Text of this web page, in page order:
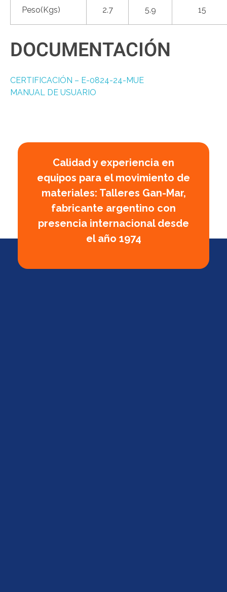
Peso(Kgs) 2.7 5.9 15
DOCUMENTACIÓN
CERTIFICACIÓN – E-0824-24-MUE
MANUAL DE USUARIO
Calidad y experiencia en
equipos para el movimiento de
materiales: Talleres Gan-Mar,
fabricante argentino con
presencia internacional desde
el año 1974